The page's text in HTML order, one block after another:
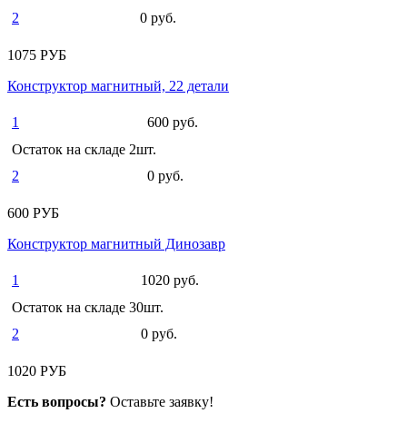
2
0 руб.
1075 РУБ
Конструктор магнитный, 22 детали
1
600 руб.
Остаток на складе 2шт.
2
0 руб.
600 РУБ
Конструктор магнитный Динозавр
1
1020 руб.
Остаток на складе 30шт.
2
0 руб.
1020 РУБ
Есть вопросы? Оставьте заявку!